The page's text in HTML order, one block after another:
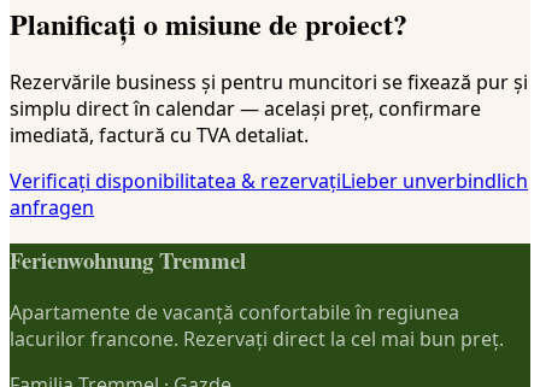
Planificați o misiune de proiect?
Rezervările business și pentru muncitori se fixează pur și
simplu direct în calendar — același preț, confirmare
imediată, factură cu TVA detaliat.
Verificați disponibilitatea & rezervațiLieber unverbindlich
anfragen
Ferienwohnung Tremmel
Apartamente de vacanță confortabile în regiunea
lacurilor francone. Rezervați direct la cel mai bun preț.